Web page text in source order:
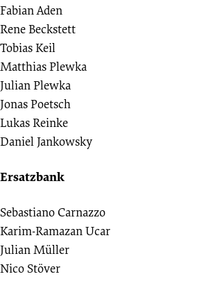
Fabian Aden
Rene Beckstett
Tobias Keil
Matthias Plewka
Julian Plewka
Jonas Poetsch
Lukas Reinke
Daniel Jankowsky
Ersatzbank
Sebastiano Carnazzo
Karim-Ramazan Ucar
Julian Müller
Nico Stöver